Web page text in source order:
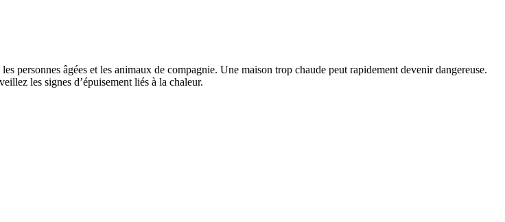
personnes âgées et les animaux de compagnie. Une maison trop chaude peut rapidement devenir dangereuse.
les signes d’épuisement liés à la chaleur.